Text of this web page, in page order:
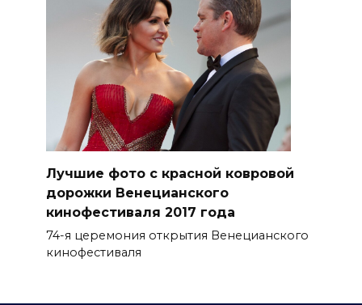
Лучшие фото с красной ковровой
дорожки Венецианского
кинофестиваля 2017 года
74-я церемония открытия Венецианского
кинофестиваля